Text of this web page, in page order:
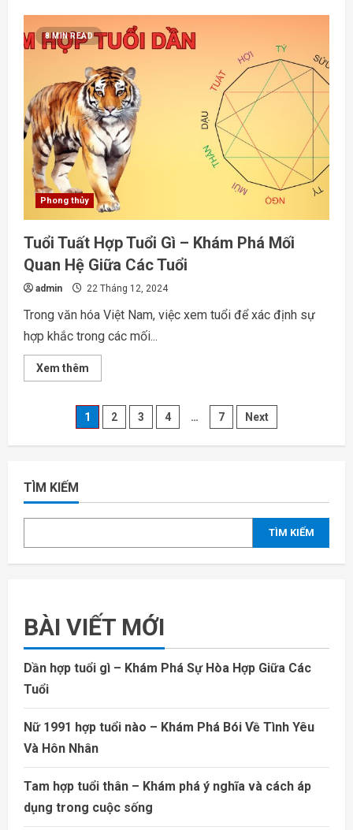
Tuổi
Gì
Khám
Phá
Những
Điều
Thú
Vị
Về
Tử
Vi
8 MIN READ
Phong thủy
Tuổi Tuất Hợp Tuổi Gì – Khám Phá Mối
Quan Hệ Giữa Các Tuổi
admin 22 Tháng 12, 2024
Trong văn hóa Việt Nam, việc xem tuổi để xác định sự
hợp khắc trong các mối...
Xem thêm
more
Tuất
Hợp
Gì
Quan
Giữa
Tuổi
Phân
trang
bài
viết
1 2 3 4 … 7 Next
TÌM KIẾM
TÌM KIẾM
BÀI VIẾT MỚI
Dần hợp tuổi gì – Khám Phá Sự Hòa Hợp Giữa Các
Tuổi
Nữ 1991 hợp tuổi nào – Khám Phá Bói Về Tình Yêu
Và Hôn Nhân
Tam hợp tuổi thân – Khám phá ý nghĩa và cách áp
dụng trong cuộc sống